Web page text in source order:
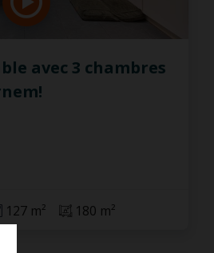
avec 3 chambres
127 m² 180 m²